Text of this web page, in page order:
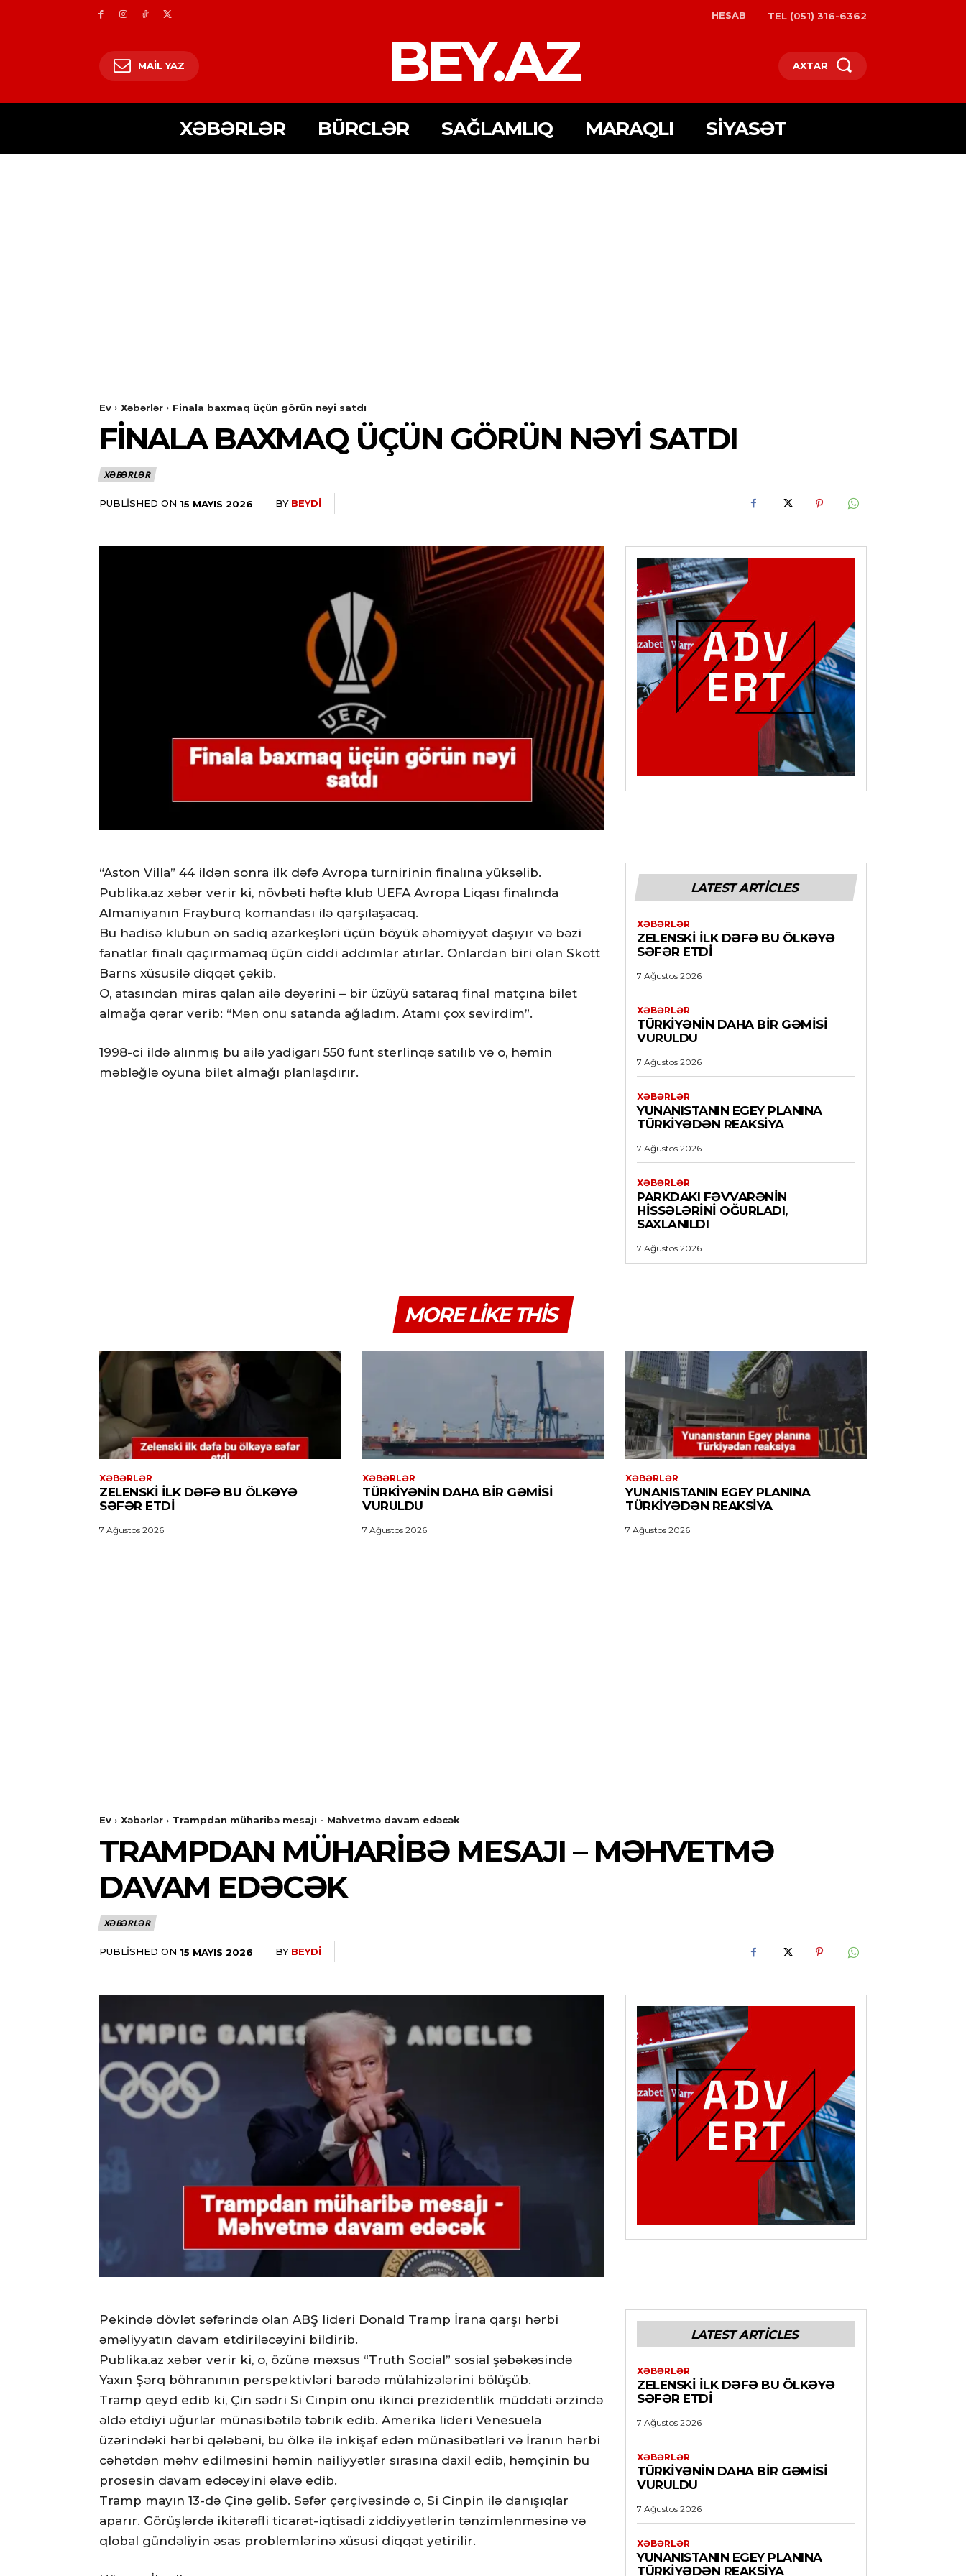
HESAB TEL (051) 316-6362
MAIL YAZ BEY.AZ AXTAR
XƏBƏRLƏR BÜRCLƏR SAĞLAMLIQ MARAQLI SIYASƏT
Ev Xəbərlər Finala baxmaq üçün görün nəyi satdı
FINALA BAXMAQ ÜÇÜN GÖRÜN NƏYI SATDI
XƏBƏRLƏR
PUBLISHED ON 15 MAYIS 2026 BY BEYDI
“Aston Villa” 44 ildən sonra ilk dəfə Avropa turnirinin finalına yüksəlib.
Publika.az xəbər verir ki, növbəti həftə klub UEFA Avropa Liqası finalında
Almaniyanın Frayburq komandası ilə qarşılaşacaq.
Bu hadisə klubun ən sadiq azarkeşləri üçün böyük əhəmiyyət daşıyır və bəzi
fanatlar finalı qaçırmamaq üçün ciddi addımlar atırlar. Onlardan biri olan Skott
Barns xüsusilə diqqət çəkib.
O, atasından miras qalan ailə dəyərini – bir üzüyü sataraq final matçına bilet
almağa qərar verib: “Mən onu satanda ağladım. Atamı çox sevirdim”.
1998-ci ildə alınmış bu ailə yadigarı 550 funt sterlinqə satılıb və o, həmin
məbləğlə oyuna bilet almağı planlaşdırır.
LATEST ARTICLES
XƏBƏRLƏR
ZELENSKI ILK DƏFƏ BU ÖLKƏYƏ
SƏFƏR ETDI
7 Ağustos 2026
XƏBƏRLƏR
TÜRKIYƏNIN DAHA BIR GƏMISI
VURULDU
7 Ağustos 2026
XƏBƏRLƏR
YUNANISTANIN EGEY PLANINA
TÜRKIYƏDƏN REAKSIYA
7 Ağustos 2026
XƏBƏRLƏR
PARKDAKI FƏVVARƏNIN
HISSƏLƏRINI OĞURLADI,
SAXLANILDI
7 Ağustos 2026
MORE LIKE THIS
XƏBƏRLƏR
ZELENSKI ILK DƏFƏ BU ÖLKƏYƏ
SƏFƏR ETDI
7 Ağustos 2026
XƏBƏRLƏR
TÜRKIYƏNIN DAHA BIR GƏMISI
VURULDU
7 Ağustos 2026
XƏBƏRLƏR
YUNANISTANIN EGEY PLANINA
TÜRKIYƏDƏN REAKSIYA
7 Ağustos 2026